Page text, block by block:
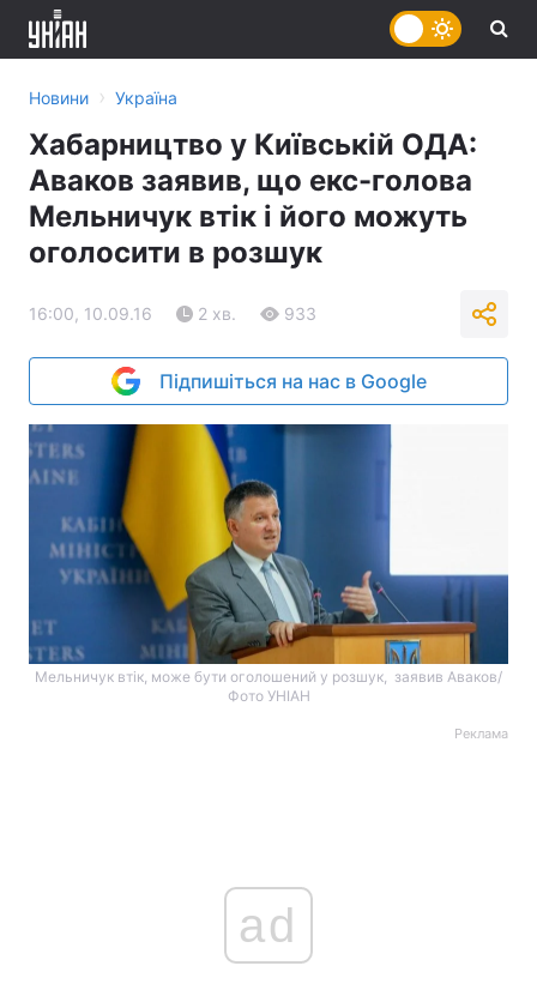
Новини › Україна
Хабарництво у Київській ОДА:
Аваков заявив, що екс-голова
Мельничук втік і його можуть
оголосити в розшук
16:00, 10.09.16 2 хв. 933
Підпишіться на нас в Google
Мельничук втік, може бути оголошений у розшук, заявив Аваков/
Фото УНІАН
Реклама
ad